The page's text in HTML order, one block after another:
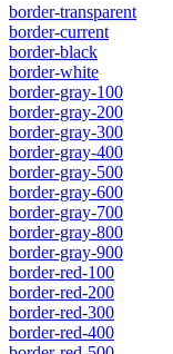
border-transparent
border-current
border-black
border-white
border-gray-100
border-gray-200
border-gray-300
border-gray-400
border-gray-500
border-gray-600
border-gray-700
border-gray-800
border-gray-900
border-red-100
border-red-200
border-red-300
border-red-400